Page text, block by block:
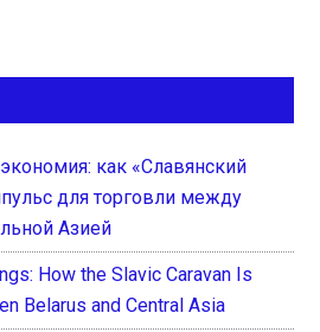
как «Славянский
для торговли между
Азией
How the Slavic Caravan Is
Belarus and Central Asia